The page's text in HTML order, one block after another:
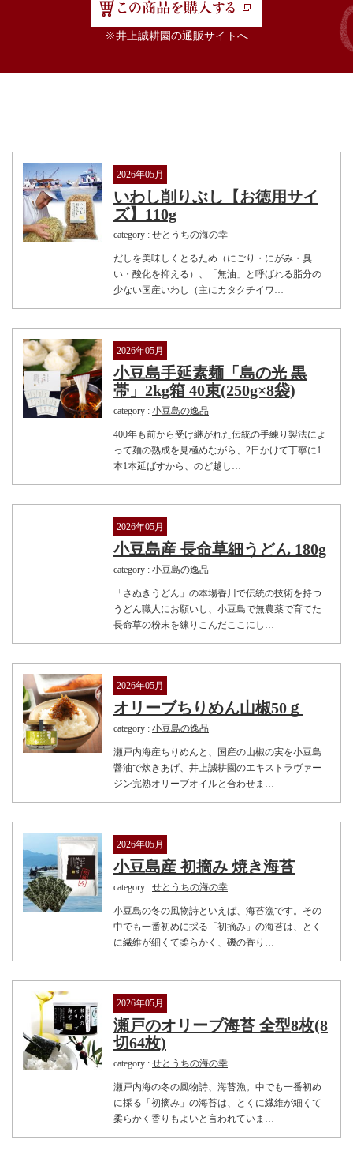
※井上誠耕園の通販サイトへ
2026年05月
いわし削りぶし【お徳用サイ
ズ】110g
category : せとうちの海の幸
だしを美味しくとるため（にごり・にがみ・臭
い・酸化を抑える）、「無油」と呼ばれる脂分の
少ない国産いわし（主にカタクチイワ…
2026年05月
小豆島手延素麺「島の光 黒
帯」2kg箱 40束(250g×8袋)
category : 小豆島の逸品
400年も前から受け継がれた伝統の手練り製法によ
って麺の熟成を見極めながら、2日かけて丁寧に1
本1本延ばすから、のど越し…
2026年05月
小豆島産 長命草細うどん 180g
category : 小豆島の逸品
「さぬきうどん」の本場香川で伝統の技術を持つ
うどん職人にお願いし、小豆島で無農薬で育てた
長命草の粉末を練りこんだここにし…
2026年05月
オリーブちりめん山椒50ｇ
category : 小豆島の逸品
瀬戸内海産ちりめんと、国産の山椒の実を小豆島
醤油で炊きあげ、井上誠耕園のエキストラヴァー
ジン完熟オリーブオイルと合わせま…
2026年05月
小豆島産 初摘み 焼き海苔
category : せとうちの海の幸
小豆島の冬の風物詩といえば、海苔漁です。その
中でも一番初めに採る「初摘み」の海苔は、とく
に繊維が細くて柔らかく、磯の香り…
2026年05月
瀬戸のオリーブ海苔 全型8枚(8
切64枚)
category : せとうちの海の幸
瀬戸内海の冬の風物詩、海苔漁。中でも一番初め
に採る「初摘み」の海苔は、とくに繊維が細くて
柔らかく香りもよいと言われていま…